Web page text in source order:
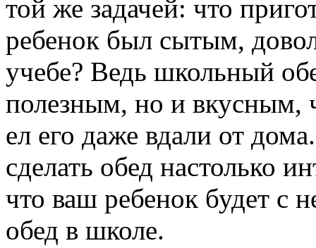
той же задачей: что
ребенок был сытым,
учебе? Ведь школьный
полезным, но и вкусным,
ел его даже вдали от
сделать обед настолько
что ваш ребенок будет с
обед в школе.